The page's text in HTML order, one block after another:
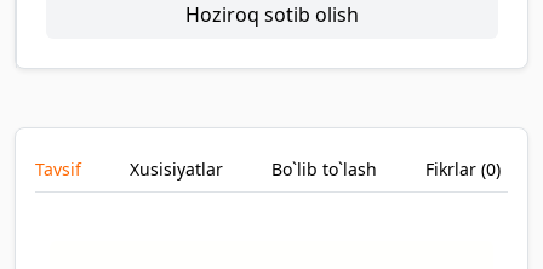
Hoziroq sotib olish
Tavsif Xusisiyatlar Bo`lib to`lash Fikrlar (0)